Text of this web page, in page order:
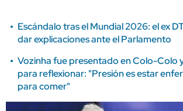
Escándalo tras el Mundial 2026: el ex
dar explicaciones ante el Parlamento
Vozinha fue presentado en Colo-Colo
para reflexionar: "Presión es estar
para comer"